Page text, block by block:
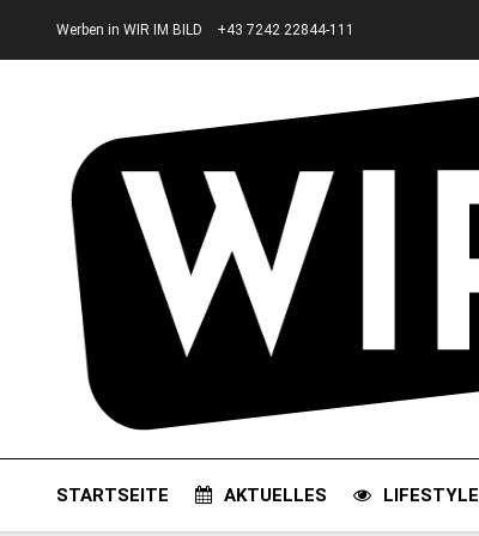
Werben in WIR IM BILD +43 7242 22844-111
STARTSEITE AKTUELLES LIFESTYLE